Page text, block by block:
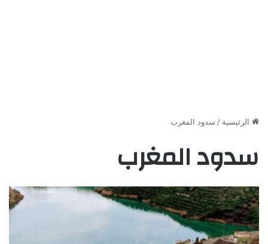
الرئيسية / سدود المغرب
سدود المغرب